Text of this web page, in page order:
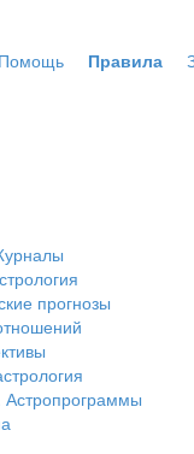
Помощь Правила
прогнозы